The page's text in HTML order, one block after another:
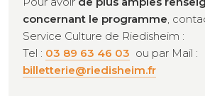
concernant le programme ,
Service Culture de Riedisheim :
Tel : 03 89 63 46 03 ou par Mail :
billetterie@riedisheim.fr